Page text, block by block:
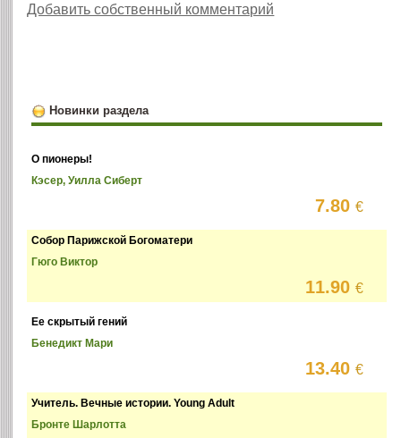
Добавить собственный комментарий
Новинки раздела
О пионеры!
Кэсер, Уилла Сиберт
7.80€
Собор Парижской Богоматери
Гюго Виктор
11.90€
Ее скрытый гений
Бенедикт Мари
13.40€
Учитель. Вечные истории. Young Adult
Бронте Шарлотта